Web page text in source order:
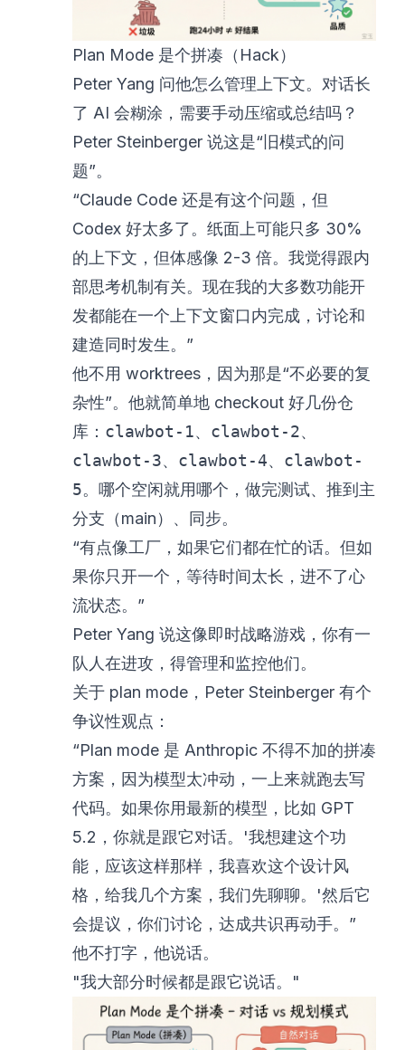
Plan Mode 是个拼凑（Hack）
Peter Yang 问他怎么管理上下文。对话长
了 AI 会糊涂，需要手动压缩或总结吗？
Peter Steinberger 说这是“旧模式的问
题”。
“Claude Code 还是有这个问题，但
Codex 好太多了。纸面上可能只多 30%
的上下文，但体感像 2-3 倍。我觉得跟内
部思考机制有关。现在我的大多数功能开
发都能在一个上下文窗口内完成，讨论和
建造同时发生。”
他不用 worktrees，因为那是“不必要的复
杂性”。他就简单地 checkout 好几份仓
库： clawbot-1、 clawbot-2、
clawbot-3、 clawbot-4、 clawbot-
5。哪个空闲就用哪个，做完测试、推到主
分支（main）、同步。
“有点像工厂，如果它们都在忙的话。但如
果你只开一个，等待时间太长，进不了心
流状态。”
Peter Yang 说这像即时战略游戏，你有一
队人在进攻，得管理和监控他们。
关于 plan mode，Peter Steinberger 有个
争议性观点：
“Plan mode 是 Anthropic 不得不加的拼凑
方案，因为模型太冲动，一上来就跑去写
代码。如果你用最新的模型，比如 GPT
5.2，你就是跟它对话。'我想建这个功
能，应该这样那样，我喜欢这个设计风
格，给我几个方案，我们先聊聊。'然后它
会提议，你们讨论，达成共识再动手。”
他不打字，他说话。
"我大部分时候都是跟它说话。"